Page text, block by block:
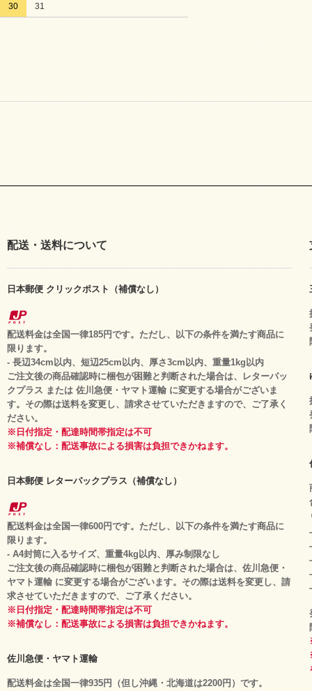
30 31
配送・送料について
日本郵便 クリックポスト（補償なし）
配送料金は全国一律185円です。ただし、以下の条件を満たす商品に
限ります。
- 長辺34cm以内、短辺25cm以内、厚さ3cm以内、重量1kg以内
ご注文後の商品確認時に梱包が困難と判断された場合は、レターパッ
クプラス または 佐川急便・ヤマト運輸 に変更する場合がございま
す。その際は送料を変更し、請求させていただきますので、ご了承く
ださい。
※日付指定・配達時間帯指定は不可
※補償なし：配送事故による損害は負担できかねます。
日本郵便 レターパックプラス（補償なし）
配送料金は全国一律600円です。ただし、以下の条件を満たす商品に
限ります。
- A4封筒に入るサイズ、重量4kg以内、厚み制限なし
ご注文後の商品確認時に梱包が困難と判断された場合は、佐川急便・
ヤマト運輸 に変更する場合がございます。その際は送料を変更し、請
求させていただきますので、ご了承ください。
※日付指定・配達時間帯指定は不可
※補償なし：配送事故による損害は負担できかねます。
佐川急便・ヤマト運輸
配送料金は全国一律935円（但し沖縄・北海道は2200円）です。